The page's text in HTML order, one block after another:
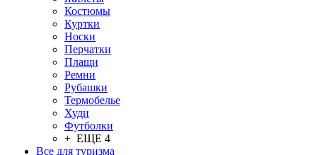
Костюмы
Куртки
Носки
Перчатки
Плащи
Ремни
Рубашки
Термобелье
Худи
Футболки
+ ЕЩЕ 4
Все для туризма